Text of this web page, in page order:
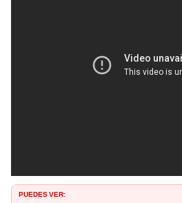
PUEDES VER: